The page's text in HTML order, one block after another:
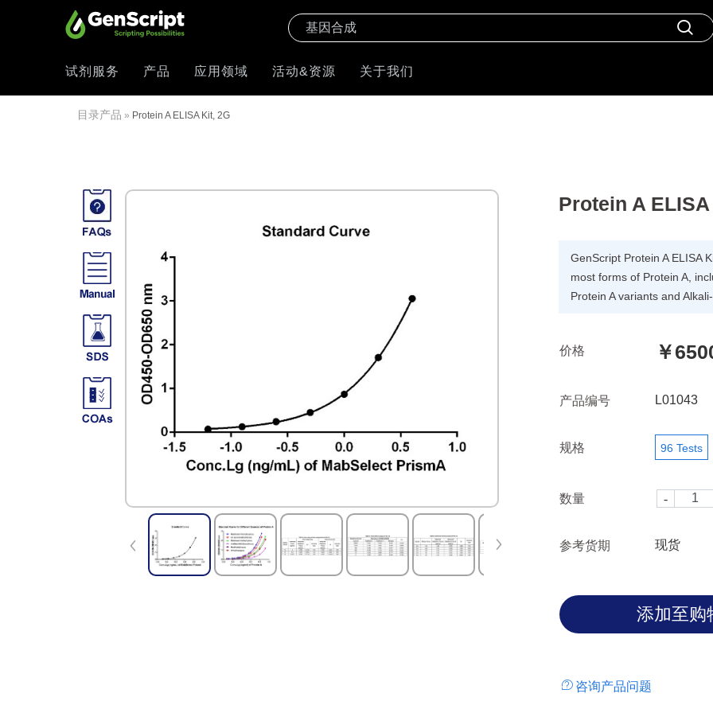
试剂服务 产品 应用领域 活动&资源 关于我们
目录产品 » Protein A ELISA Kit, 2G
Protein A
GenScript Protein A ELISA
most forms of Protein A,
Protein A variants and
价格 ￥
产品编号 L01043
规格 96 Tests
数量
参考货期 现货
咨询产品问题